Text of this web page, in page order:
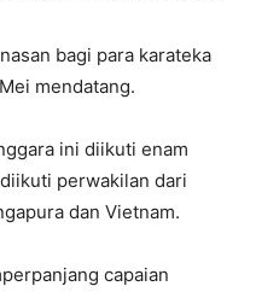
bagi para karateka
mendatang.
ini diikuti enam
perwakilan dari
dan Vietnam.
capaian